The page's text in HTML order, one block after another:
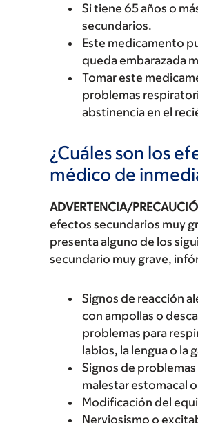
Si tiene 65 años o
secundarios.
Este medicamento
queda embarazada
Tomar este
problemas
abstinencia en el
¿Cuáles son los
médico de
ADVERTENCIA/
efectos secundarios muy
presenta alguno de los
secundario muy grave,
Signos de reacción
con ampollas o
problemas para
labios, la lengua o la
Signos de
malestar estomacal
Modificación del
Nerviosismo o